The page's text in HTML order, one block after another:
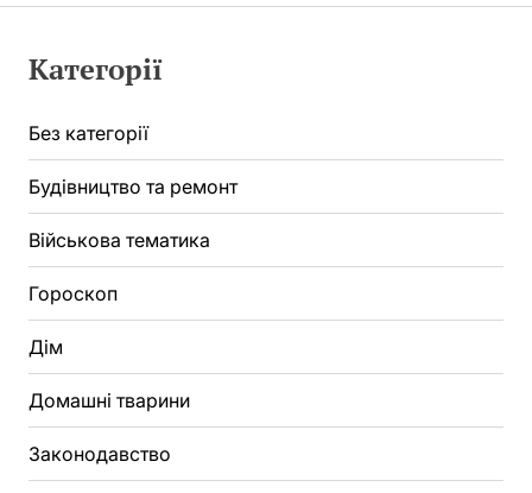
Категорії
Без категорії
Будівництво та ремонт
Військова тематика
Гороскоп
Дім
Домашні тварини
Законодавство